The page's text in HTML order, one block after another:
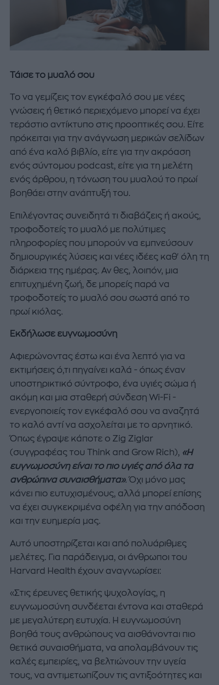
Τάισε το μυαλό σου
Το να γεμίζεις τον εγκέφαλό σου με νέες
γνώσεις ή θετικό περιεχόμενο μπορεί να έχει
τεράστιο αντίκτυπο στις προοπτικές σου. Είτε
πρόκειται για την ανάγνωση μερικών σελίδων
από ένα καλό βιβλίο, είτε για την ακρόαση
ενός σύντομου podcast, είτε για τη μελέτη
ενός άρθρου, η τόνωση του μυαλού το πρωί
βοηθάει στην ανάπτυξή του.
Επιλέγοντας συνειδητά τι διαβάζεις ή ακούς,
τροφοδοτείς το μυαλό με πολύτιμες
πληροφορίες που μπορούν να εμπνεύσουν
δημιουργικές λύσεις και νέες ιδέες καθ' όλη τη
διάρκεια της ημέρας. Αν θες, λοιπόν, μια
επιτυχημένη ζωή, δε μπορείς παρά να
τροφοδοτείς το μυαλό σου σωστά από το
πρωί κιόλας.
Εκδήλωσε ευγνωμοσύνη
Αφιερώνοντας έστω και ένα λεπτό για να
εκτιμήσεις ό,τι πηγαίνει καλά - όπως έναν
υποστηρικτικό σύντροφο, ένα υγιές σώμα ή
ακόμη και μια σταθερή σύνδεση Wi-Fi -
ενεργοποιείς τον εγκέφαλό σου να αναζητά
το καλό αντί να ασχολείται με το αρνητικό.
Όπως έγραψε κάποτε ο Zig Ziglar
(συγγραφέας του Think and Grow Rich), «Η
ευγνωμοσύνη είναι το πιο υγιές από όλα τα
ανθρώπινα συναισθήματα». Όχι μόνο μας
κάνει πιο ευτυχισμένους, αλλά μπορεί επίσης
να έχει συγκεκριμένα οφέλη για την απόδοση
και την ευημερία μας.
Αυτό υποστηρίζεται και από πολυάριθμες
μελέτες. Για παράδειγμα, οι άνθρωποι του
Harvard Health έχουν αναγνωρίσει:
«Στις έρευνες θετικής ψυχολογίας, η
ευγνωμοσύνη συνδέεται έντονα και σταθερά
με μεγαλύτερη ευτυχία. Η ευγνωμοσύνη
βοηθά τους ανθρώπους να αισθάνονται πιο
θετικά συναισθήματα, να απολαμβάνουν τις
καλές εμπειρίες, να βελτιώνουν την υγεία
τους, να αντιμετωπίζουν τις αντιξοότητες και